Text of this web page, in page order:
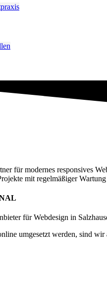
für modernes responsives
mit regelmäßiger
für Webdesign in
umgesetzt werden, sind